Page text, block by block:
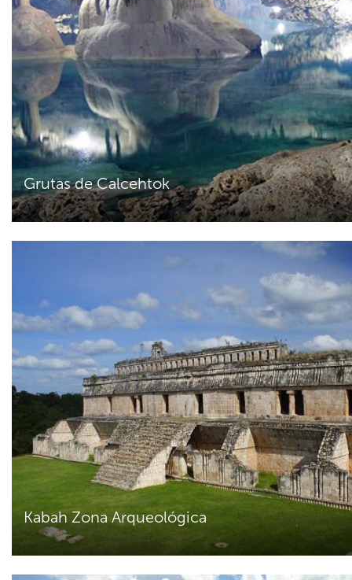
Grutas de Calcehtok
Kabah Zona Arqueológica